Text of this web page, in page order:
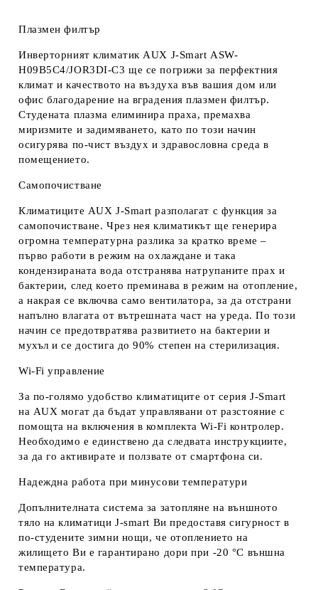
Плазмен филтър
Инверторният климатик AUX J-Smart ASW-
H09B5C4/JOR3DI-C3 ще се погрижи за перфектния
климат и качеството на въздуха във вашия дом или
офис благодарение на вградения плазмен филтър.
Студената плазма елиминира праха, премахва
миризмите и задимяването, като по този начин
осигурява по-чист въздух и здравословна среда в
помещението.
Самопочистване
Климатиците AUX J-Smart разполагат с функция за
самопочистване. Чрез нея климатикът ще генерира
огромна температурна разлика за кратко време –
първо работи в режим на охлаждане и така
кондензираната вода отстранява натрупаните прах и
бактерии, след което преминава в режим на отопление,
а накрая се включва само вентилатора, за да отстрани
напълно влагата от вътрешната част на уреда. По този
начин се предотвратява развитието на бактерии и
мухъл и се достига до 90% степен на стерилизация.
Wi-Fi управление
За по-голямо удобство климатиците от серия J-Smart
на AUX могат да бъдат управлявани от разстояние с
помощта на включения в комплекта Wi-Fi контролер.
Необходимо е единствено да следвата инструкциите,
за да го активирате и ползвате от смартфона си.
Надеждна работа при минусови температури
Допълнителната система за затопляне на външното
тяло на климатици J-smart Ви предоставя сигурност в
по-студените зимни нощи, че отоплението на
жилището Ви е гарантирано дори при -20 °C външна
температура.